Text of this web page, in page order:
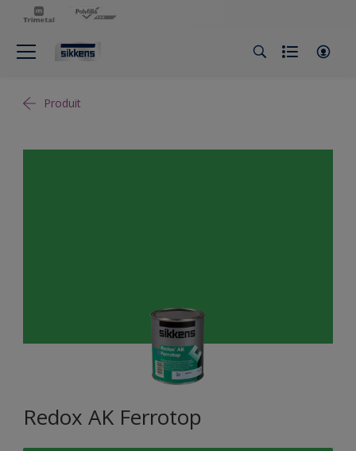
Produit
Redox AK Ferrotop